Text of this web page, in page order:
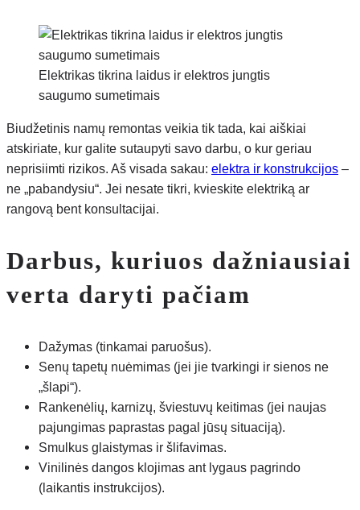
Elektrikas tikrina laidus ir elektros jungtis
saugumo sumetimais
Biudžetinis namų remontas veikia tik tada, kai aiškiai
atskiriate, kur galite sutaupyti savo darbu, o kur geriau
neprisiimti rizikos. Aš visada sakau: elektra ir konstrukcijos –
ne „pabandysiu“. Jei nesate tikri, kvieskite elektriką ar
rangovą bent konsultacijai.
Darbus, kuriuos dažniausiai
verta daryti pačiam
Dažymas (tinkamai paruošus).
Senų tapetų nuėmimas (jei jie tvarkingi ir sienos ne
„šlapi“).
Rankenėlių, karnizų, šviestuvų keitimas (jei naujas
pajungimas paprastas pagal jūsų situaciją).
Smulkus glaistymas ir šlifavimas.
Vinilinės dangos klojimas ant lygaus pagrindo
(laikantis instrukcijos).